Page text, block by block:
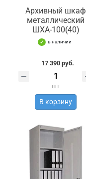
Архивный шкаф
металлический
ШХА-100(40)
в наличии
17 390 руб.
шт
В корзину